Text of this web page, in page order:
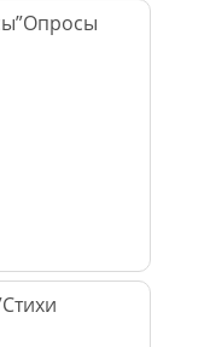
Опросы
Стихи